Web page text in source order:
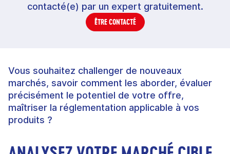
contacté(e) par un expert gratuitement.
ÊTRE CONTACTÉ
Vous souhaitez challenger de nouveaux
marchés, savoir comment les aborder, évaluer
précisément le potentiel de votre offre,
maîtriser la réglementation applicable à vos
produits ?